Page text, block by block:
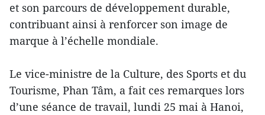
et son parcours de développement durable,
contribuant ainsi à renforcer son image de
marque à l’échelle mondiale.
Le vice-ministre de la Culture, des Sports et du
Tourisme, Phan Tâm, a fait ces remarques lors
d’une séance de travail, lundi 25 mai à Hanoi,